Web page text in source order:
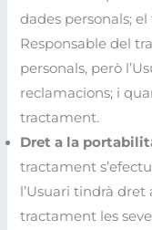
dades personals;
Responsable del
personals, però
reclamacions; i
tractament.
Dret a la
tractament
l’Usuari tindrà dret
tractament les